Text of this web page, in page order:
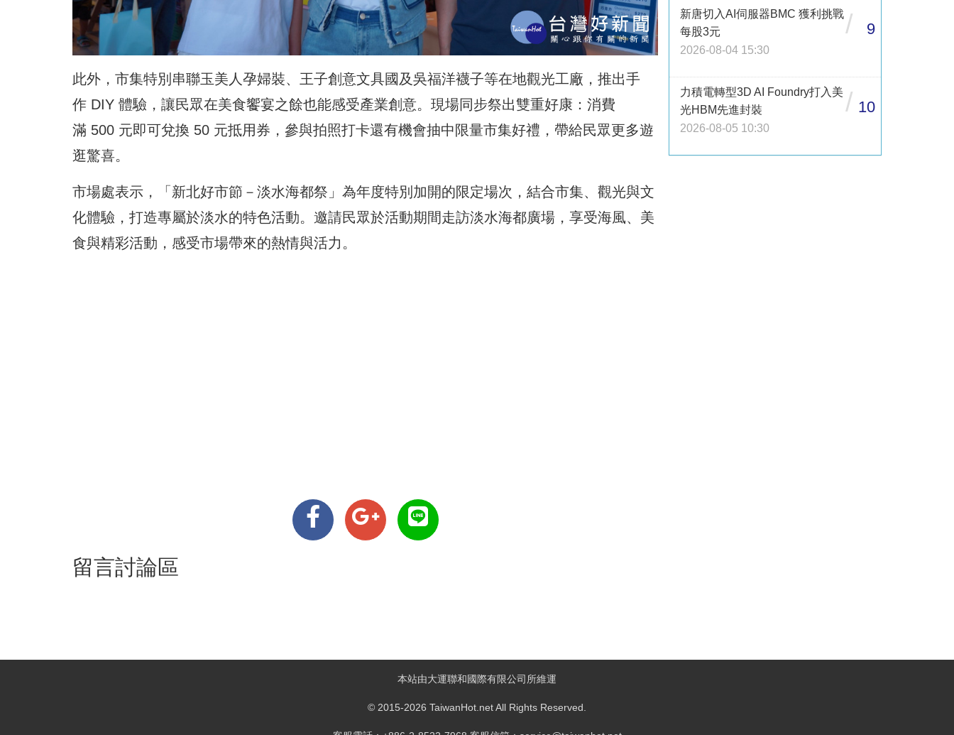
此外，市集特別串聯玉美人孕婦裝、王子創意文具國及吳福洋襪子等在地觀光工廠，推出手
作 DIY 體驗，讓民眾在美食饗宴之餘也能感受產業創意。現場同步祭出雙重好康：消費
滿 500 元即可兌換 50 元抵用券，參與拍照打卡還有機會抽中限量市集好禮，帶給民眾更多遊
逛驚喜。
市場處表示，「新北好市節－淡水海都祭」為年度特別加開的限定場次，結合市集、觀光與文
化體驗，打造專屬於淡水的特色活動。邀請民眾於活動期間走訪淡水海都廣場，享受海風、美
食與精彩活動，感受市場帶來的熱情與活力。
留言討論區
新唐切入AI伺服器BMC 獲利挑戰
每股3元
2026-08-04 15:30
/ 9
力積電轉型3D AI Foundry打入美
光HBM先進封裝
2026-08-05 10:30
/ 10
本站由大運聯和國際有限公司所維運
© 2015-2026 TaiwanHot.net All Rights Reserved.